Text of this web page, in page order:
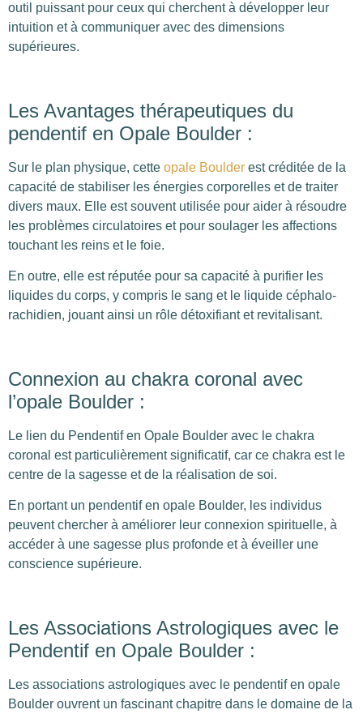
outil puissant pour ceux qui cherchent à développer leur
intuition et à communiquer avec des dimensions
supérieures.
Les Avantages thérapeutiques du
pendentif en Opale Boulder :
Sur le plan physique, cette opale Boulder est créditée de la
capacité de stabiliser les énergies corporelles et de traiter
divers maux. Elle est souvent utilisée pour aider à résoudre
les problèmes circulatoires et pour soulager les affections
touchant les reins et le foie.
En outre, elle est réputée pour sa capacité à purifier les
liquides du corps, y compris le sang et le liquide céphalo-
rachidien, jouant ainsi un rôle détoxifiant et revitalisant.
Connexion au chakra coronal avec
l’opale Boulder :
Le lien du Pendentif en Opale Boulder avec le chakra
coronal est particulièrement significatif, car ce chakra est le
centre de la sagesse et de la réalisation de soi.
En portant un pendentif en opale Boulder, les individus
peuvent chercher à améliorer leur connexion spirituelle, à
accéder à une sagesse plus profonde et à éveiller une
conscience supérieure.
Les Associations Astrologiques avec le
Pendentif en Opale Boulder :
Les associations astrologiques avec le pendentif en opale
Boulder ouvrent un fascinant chapitre dans le domaine de la